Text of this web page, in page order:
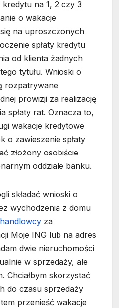
na 1, 2 czy 3
o wakacje
na uproszczonych
spłaty kredytu
od klienta żadnych
tytułu. Wnioski o
rozpatrywane
prowizji za realizację
spłaty rat. Oznacza to,
wakacje kredytowe
o zawieszenie spłaty
złożony osobiście
oddziale banku.
składać wnioski o
wychodzenia z domu
za
Moje ING lub na adres
dwie nieruchomości
w sprzedaży, ale
Chciałbym skorzystać
do czasu sprzedaży
przenieść wakacje